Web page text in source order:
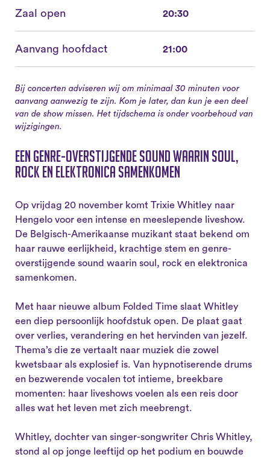
Zaal open 20:30
Aanvang hoofdact 21:00
Bij concerten adviseren wij om minimaal 30 minuten voor
aanvang aanwezig te zijn. Kom je later, dan kun je een deel
van de show missen. Het tijdschema is onder voorbehoud van
wijzigingen.
Een genre-overstijgende sound waarin soul,
rock en elektronica samenkomen
Op vrijdag 20 november komt Trixie Whitley naar
Hengelo voor een intense en meeslepende liveshow.
De Belgisch-Amerikaanse muzikant staat bekend om
haar rauwe eerlijkheid, krachtige stem en genre-
overstijgende sound waarin soul, rock en elektronica
samenkomen.
Met haar nieuwe album Folded Time slaat Whitley
een diep persoonlijk hoofdstuk open. De plaat gaat
over verlies, verandering en het hervinden van jezelf.
Thema’s die ze vertaalt naar muziek die zowel
kwetsbaar als explosief is. Van hypnotiserende drums
en bezwerende vocalen tot intieme, breekbare
momenten: haar liveshows voelen als een reis door
alles wat het leven met zich meebrengt.
Whitley, dochter van singer-songwriter Chris Whitley,
stond al op jonge leeftijd op het podium en bouwde